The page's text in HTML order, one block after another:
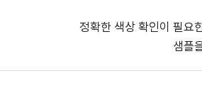
정확한 색상 확인이 필요
샘플